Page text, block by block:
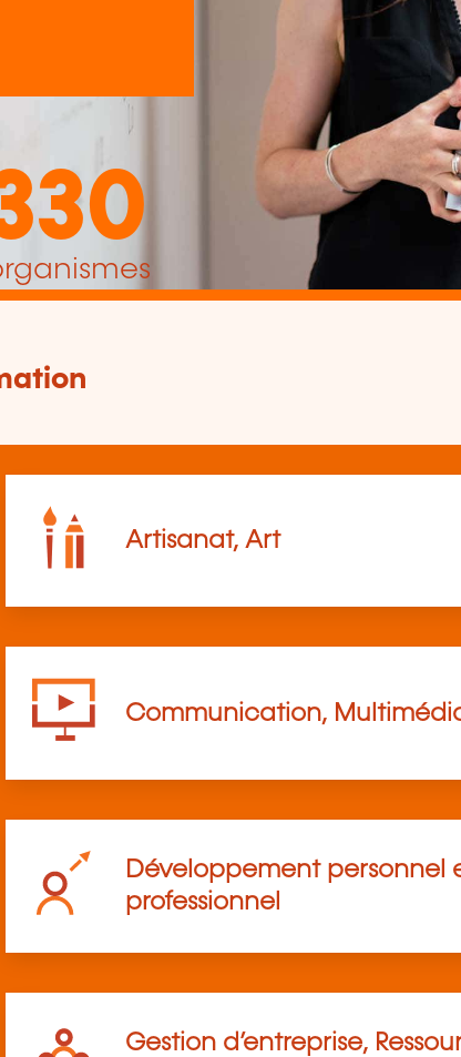
Artisanat, Art
Communication,
Développement personnel
professionnel
Gestion d’entreprise,